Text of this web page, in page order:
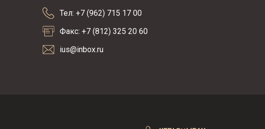
Тел: +7 (962) 715 17 00
Факс: +7 (812) 325 20 60
ius@inbox.ru